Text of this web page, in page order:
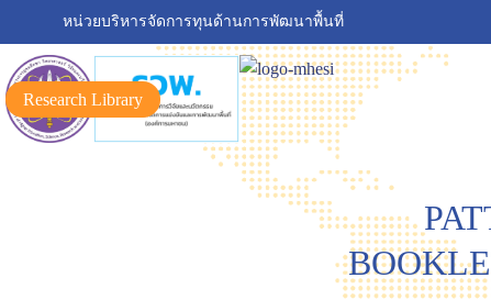
หน่วยบริหารจัดการทุนด้านการพัฒนาพื้นที่
Research Library